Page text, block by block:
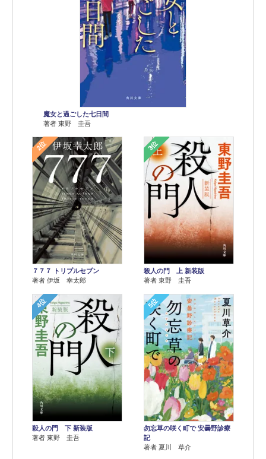
魔女と過ごした七日間
著者 東野 圭吾
2位
７７７ トリプルセブン
著者 伊坂 幸太郎
3位
殺人の門 上 新装版
著者 東野 圭吾
4位
殺人の門 下 新装版
著者 東野 圭吾
5位
勿忘草の咲く町で 安曇野診療
記
著者 夏川 草介